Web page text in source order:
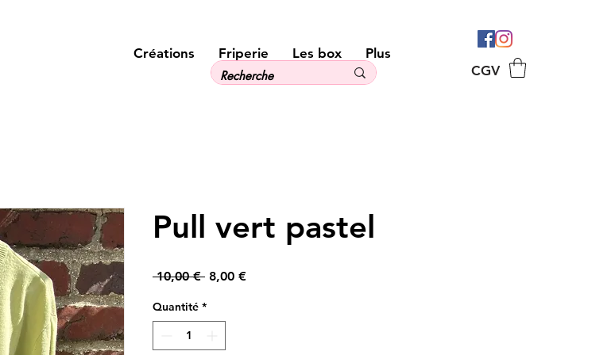
Créations Friperie Les box
Plus
CGV
Pull vert pastel
10,00 € Prix
8,00 €Prix
Quantité *